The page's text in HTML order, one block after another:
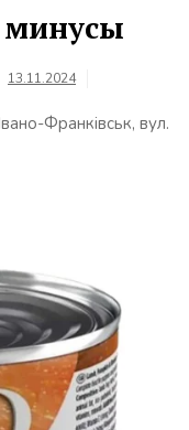
13.11.2024
Франківськ, вул.